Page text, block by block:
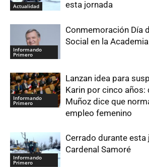
Actualidad esta jornada
Informando
Primero
Conmemoración Día
Social en la Academia
Informando
Primero
Lanzan idea para
Karin por cinco años:
Muñoz dice que
empleo femenino
Informando
Primero
Cerrado durante esta
Cardenal Samoré